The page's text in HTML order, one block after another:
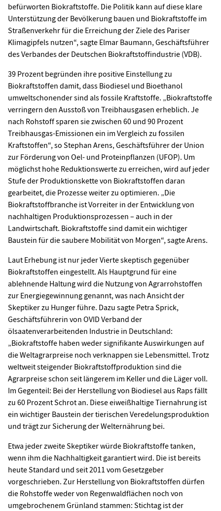
befürworten Biokraftstoffe. Die Politik kann auf diese klare
Unterstützung der Bevölkerung bauen und Biokraftstoffe im
Straßenverkehr für die Erreichung der Ziele des Pariser
Klimagipfels nutzen“, sagte Elmar Baumann, Geschäftsführer
des Verbandes der Deutschen Biokraftstoffindustrie (VDB).
39 Prozent begründen ihre positive Einstellung zu
Biokraftstoffen damit, dass Biodiesel und Bioethanol
umweltschonender sind als fossile Kraftstoffe. „Biokraftstoffe
verringern den Ausstoß von Treibhausgasen erheblich. Je
nach Rohstoff sparen sie zwischen 60 und 90 Prozent
Treibhausgas-Emissionen ein im Vergleich zu fossilen
Kraftstoffen“, so Stephan Arens, Geschäftsführer der Union
zur Förderung von Oel- und Proteinpflanzen (UFOP). Um
möglichst hohe Reduktionswerte zu erreichen, wird auf jeder
Stufe der Produktionskette von Biokraftstoffen daran
gearbeitet, die Prozesse weiter zu optimieren. „Die
Biokraftstoffbranche ist Vorreiter in der Entwicklung von
nachhaltigen Produktionsprozessen – auch in der
Landwirtschaft. Biokraftstoffe sind damit ein wichtiger
Baustein für die saubere Mobilität von Morgen“, sagte Arens.
Laut Erhebung ist nur jeder Vierte skeptisch gegenüber
Biokraftstoffen eingestellt. Als Hauptgrund für eine
ablehnende Haltung wird die Nutzung von Agrarrohstoffen
zur Energiegewinnung genannt, was nach Ansicht der
Skeptiker zu Hunger führe. Dazu sagte Petra Sprick,
Geschäftsführerin von OVID Verband der
ölsaatenverarbeitenden Industrie in Deutschland:
„Biokraftstoffe haben weder signifikante Auswirkungen auf
die Weltagrarpreise noch verknappen sie Lebensmittel. Trotz
weltweit steigender Biokraftstoffproduktion sind die
Agrarpreise schon seit längerem im Keller und die Läger voll.
Im Gegenteil: Bei der Herstellung von Biodiesel aus Raps fällt
zu 60 Prozent Schrot an. Diese eiweißhaltige Tiernahrung ist
ein wichtiger Baustein der tierischen Veredelungsproduktion
und trägt zur Sicherung der Welternährung bei.
Etwa jeder zweite Skeptiker würde Biokraftstoffe tanken,
wenn ihm die Nachhaltigkeit garantiert wird. Die ist bereits
heute Standard und seit 2011 vom Gesetzgeber
vorgeschrieben. Zur Herstellung von Biokraftstoffen dürfen
die Rohstoffe weder von Regenwaldflächen noch von
umgebrochenem Grünland stammen: Stichtag ist der